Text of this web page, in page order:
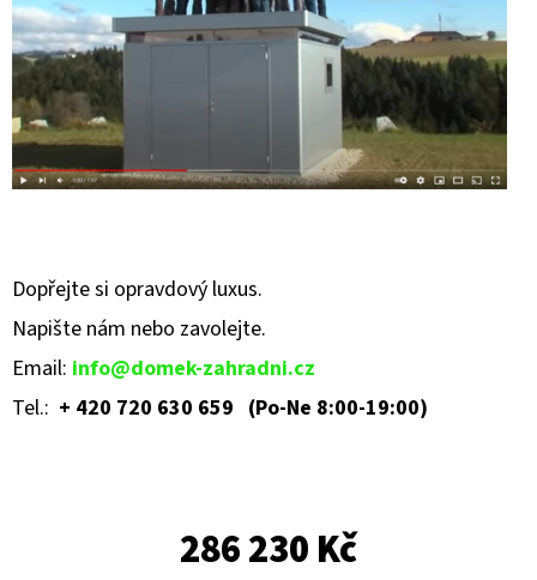
Dopřejte si opravdový luxus.
Napište nám nebo zavolejte.
Email: info@domek-zahradni.cz
Tel.: + 420 720 630 659 (Po-Ne 8:00-19:00)
286 230 Kč